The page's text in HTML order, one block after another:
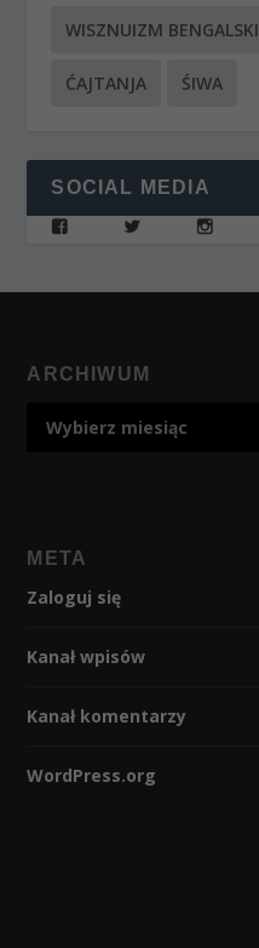
WISZNUIZM BENGALSKI
ĆAJTANJA ŚIWA
SOCIAL MEDIA
ARCHIWUM
META
Zaloguj się
Kanał wpisów
Kanał komentarzy
WordPress.org